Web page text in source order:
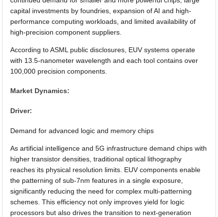
capital investments by foundries, expansion of AI and high-
performance computing workloads, and limited availability of
high-precision component suppliers.
According to ASML public disclosures, EUV systems operate
with 13.5-nanometer wavelength and each tool contains over
100,000 precision components.
Market Dynamics:
Driver:
Demand for advanced logic and memory chips
As artificial intelligence and 5G infrastructure demand chips with
higher transistor densities, traditional optical lithography
reaches its physical resolution limits. EUV components enable
the patterning of sub-7nm features in a single exposure,
significantly reducing the need for complex multi-patterning
schemes. This efficiency not only improves yield for logic
processors but also drives the transition to next-generation